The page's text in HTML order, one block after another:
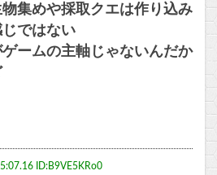
集めや採取クエは作り込み
ではない
ームの主軸じゃないんだか
ID:B9VE5KRo0